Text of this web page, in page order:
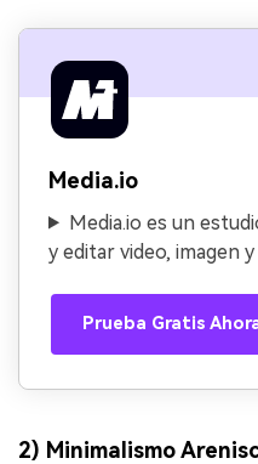
Media.io
Media.io es un
y editar video, imagen
Prueba Gratis
2) Minimalismo